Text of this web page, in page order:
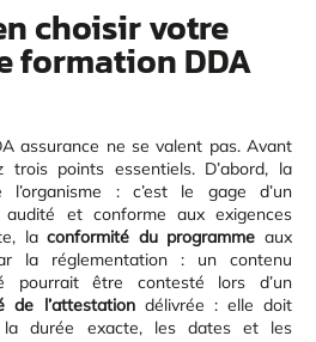
choisir votre
formation DDA
assurance ne se valent pas. Avant
points essentiels. D’abord, la
l’organisme : c’est le gage d’un
et conforme aux exigences
laconformité du programme aux
la réglementation : un contenu
pourrait être contesté lors d’un
de l’attestationdélivrée : elle doit
la durée exacte, les dates et les